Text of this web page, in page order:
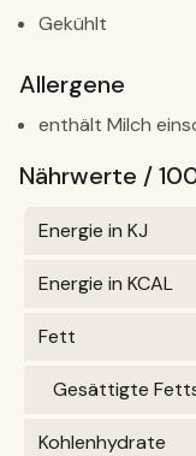
Gekühlt
Allergene
enthält Milch
Nährwerte /
Energie in KJ
Energie in KCAL
Fett
Gesättigte
Kohlenhydrate